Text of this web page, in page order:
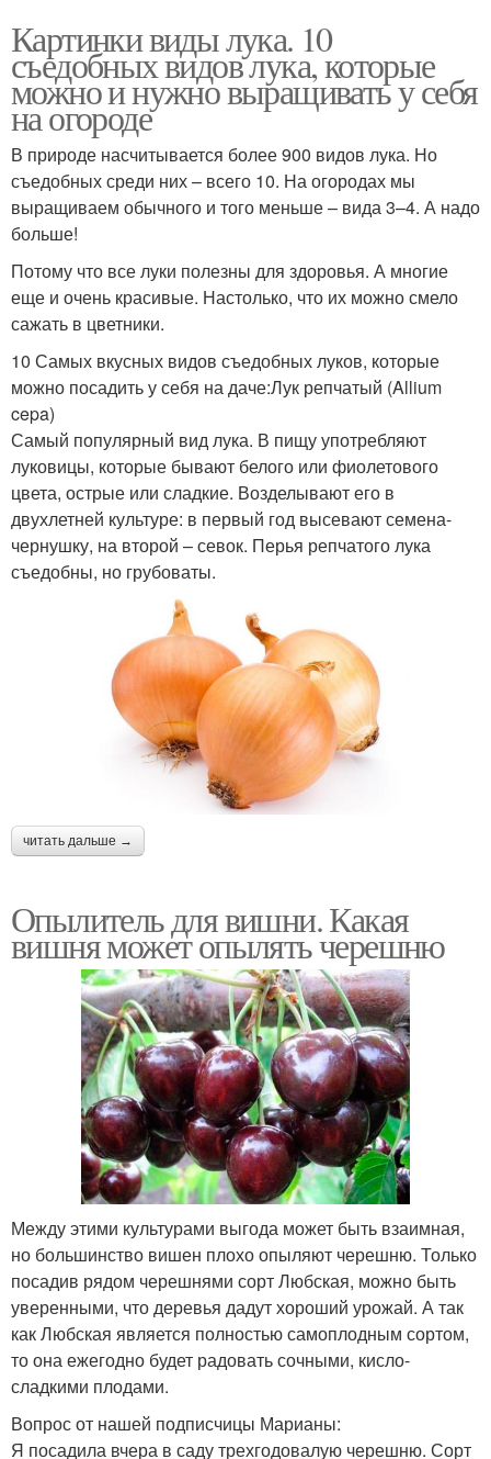
Картинки виды лука. 10
съедобных видов лука, которые
можно и нужно выращивать у себя
на огороде
В природе насчитывается более 900 видов лука. Но
съедобных среди них – всего 10. На огородах мы
выращиваем обычного и того меньше – вида 3–4. А надо
больше!
Потому что все луки полезны для здоровья. А многие
еще и очень красивые. Настолько, что их можно смело
сажать в цветники.
10 Самых вкусных видов съедобных луков, которые
можно посадить у себя на даче:Лук репчатый (Allium
cepa)
Самый популярный вид лука. В пищу употребляют
луковицы, которые бывают белого или фиолетового
цвета, острые или сладкие. Возделывают его в
двухлетней культуре: в первый год высевают семена-
чернушку, на второй – севок. Перья репчатого лука
съедобны, но грубоваты.
читать дальше →
Опылитель для вишни. Какая
вишня может опылять черешню
Между этими культурами выгода может быть взаимная,
но большинство вишен плохо опыляют черешню. Только
посадив рядом черешнями сорт Любская, можно быть
уверенными, что деревья дадут хороший урожай. А так
как Любская является полностью самоплодным сортом,
то она ежегодно будет радовать сочными, кисло-
сладкими плодами.
Вопрос от нашей подписчицы Марианы:
Я посадила вчера в саду трехгодовалую черешню. Сорт